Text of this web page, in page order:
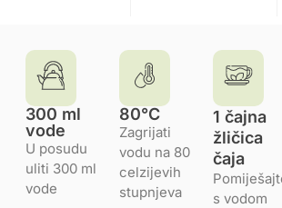
300 ml
vode
U posudu
uliti 300 ml
vode
80°C
Zagrijati
vodu na 80
celzijevih
stupnjeva
1 čajna
žličica
čaja
s vodom